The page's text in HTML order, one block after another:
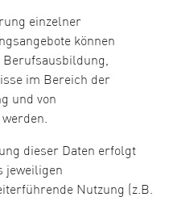
einzelner
können
Berufsausbildung,
im Bereich der
und von
dieser Daten erfolgt
jeweiligen
Nutzung (z.B.